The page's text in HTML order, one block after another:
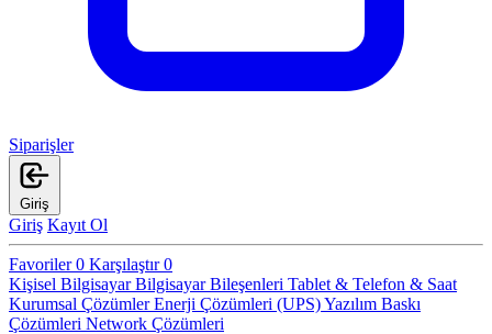
Siparişler
Giriş
Giriş Kayıt Ol
Favoriler0 Karşılaştır0
Kişisel BilgisayarBilgisayar Bileşenleri Tablet & Telefon & Saat
Kurumsal ÇözümlerEnerji Çözümleri (UPS)Yazılım Baskı
Çözümleri Network Çözümleri